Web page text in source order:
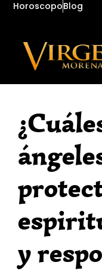
HoroscopoBlog
y